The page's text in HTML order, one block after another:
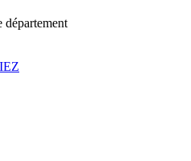
département